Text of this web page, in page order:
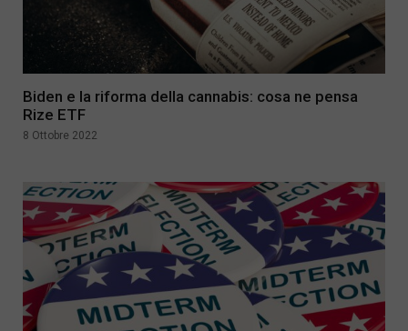
Biden e la riforma della cannabis: cosa ne pensa
Rize ETF
8 Ottobre 2022